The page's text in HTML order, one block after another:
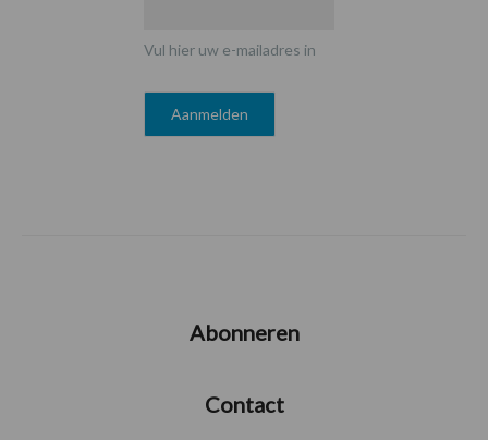
Vul hier uw e-mailadres in
Abonneren
Contact